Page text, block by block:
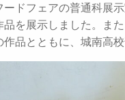
ドフェアの普通科展
品を展示しました。ま
品とともに、城南高